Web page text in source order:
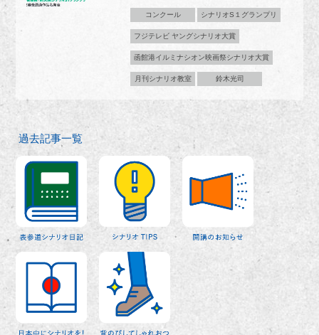
コンクール シナリオS１グランプリ
フジテレビ ヤングシナリオ大賞
函館港イルミナシオン映画祭シナリオ大賞
月刊シナリオ教室 鈴木光司
過去記事一覧